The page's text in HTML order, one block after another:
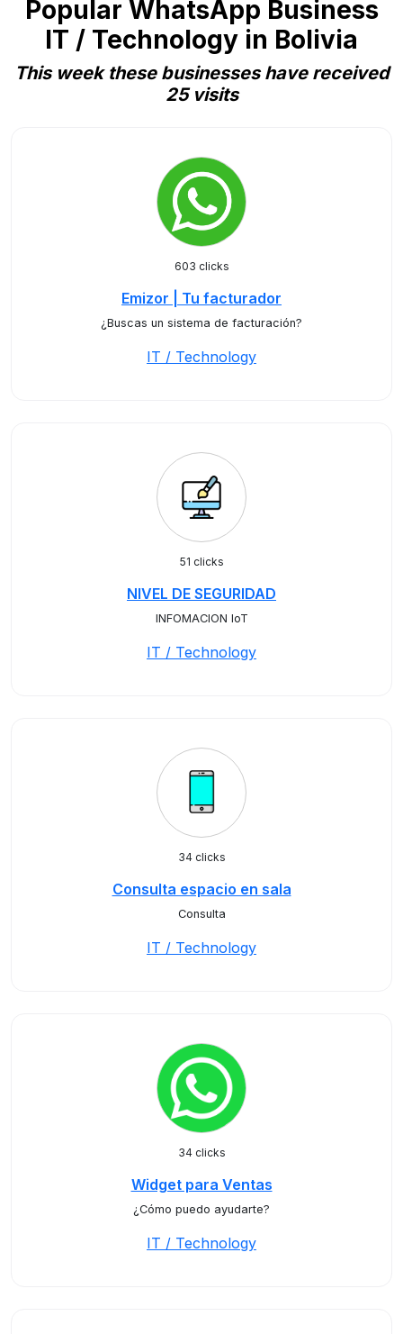
Popular WhatsApp Business
IT / Technology in Bolivia
This week these businesses have received
25 visits
603 clicks
Emizor | Tu facturador
¿Buscas un sistema de facturación?
IT / Technology
51 clicks
NIVEL DE SEGURIDAD
INFOMACION IoT
IT / Technology
34 clicks
Consulta espacio en sala
Consulta
IT / Technology
34 clicks
Widget para Ventas
¿Cómo puedo ayudarte?
IT / Technology